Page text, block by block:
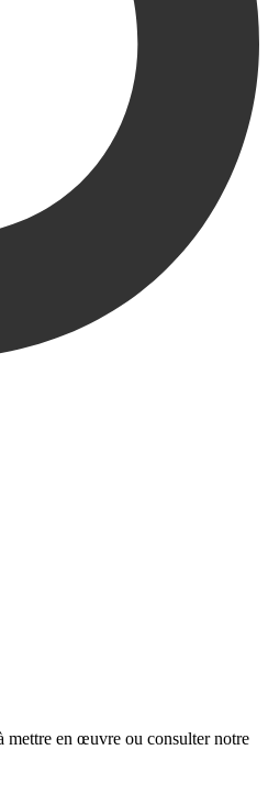
mettre en œuvre ou consulter notre